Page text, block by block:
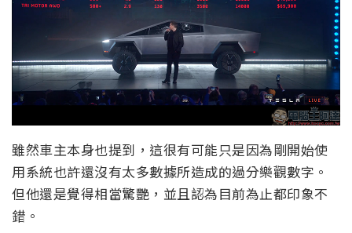
雖然車主本身也提到，這很有可能只是因為剛開始使
用系統也許還沒有太多數據所造成的過分樂觀數字。
但他還是覺得相當驚艷，並且認為目前為止都印象不
錯。